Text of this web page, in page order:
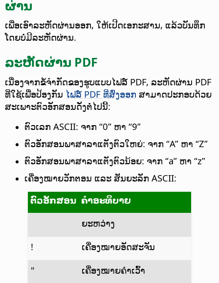
ຜ່ານ
ເພື່ອເອົາລະຫັດຜ່ານອອກ, ໃຫ້ເປີດເອກະສານ, ແລ້ວບັນທຶກ
ໂດຍບໍ່ມີລະຫັດຜ່ານ.
ລະຫັດຜ່ານ PDF
ເນື່ອງຈາກຂໍ້ຈຳກັດຂອງຮູບແບບໄຟລ໌ PDF, ລະຫັດຜ່ານ PDF
ທີ່ໃຊ້ເພື່ອປ້ອງກັນ ໄຟລ໌ PDF ທີ່ສົ່ງອອກ ສາມາດປະກອບດ້ວຍ
ສະເພາະຕົວອັກສອນດັ່ງຕໍ່ໄປນີ້:
ຕົວເລກ ASCII: ຈາກ “0” ຫາ “9”
ຕົວອັກສອນພາສາລາແຕັງຕົວໃຫຍ່: ຈາກ “A” ຫາ “Z”
ຕົວອັກສອນພາສາລາແຕັງຕົວນ້ອຍ: ຈາກ “a” ຫາ “z”
ເຄື່ອງໝາຍວັກຕອນ ແລະ ສັນຍະລັກ ASCII:
ຕົວອັກສອນ ຄຳອະທິບາຍ
ຍະຫວ່າງ
!
ເຄື່ອງໝາຍອັດສະຈັນ
"
ເຄື່ອງໝາຍຄຳເວົ້າ